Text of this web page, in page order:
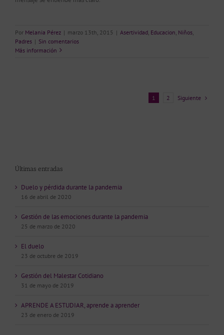
Por Melania Pérez | marzo 13th, 2015 | Asertividad Educacion Niños
Padres | Sin comentarios
Más información
1 2 Siguiente
Últimas entradas
Duelo y pérdida durante la pandemia
16 de abril de 2020
Gestión de las emociones durante la pandemia
25 de marzo de 2020
El duelo
23 de octubre de 2019
Gestión del Malestar Cotidiano
31 de mayo de 2019
APRENDE A ESTUDIAR, aprende a aprender
23 de enero de 2019